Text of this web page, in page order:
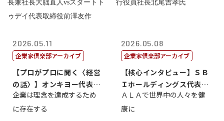
2026.05.11
企業家倶楽部アーカイブ
【プロがプロに聞く〈経営
の話〉】オンキヨー代表取
締役会長兼社...
企業は理念を達成するため
に存在する
2026.05.08
企業家倶楽部アーカイブ
【核心インタビュー】ＳＢ
Ｉホールディングス代表取
締役執行役員...
ＡＬＡで世界中の人々を健
康に